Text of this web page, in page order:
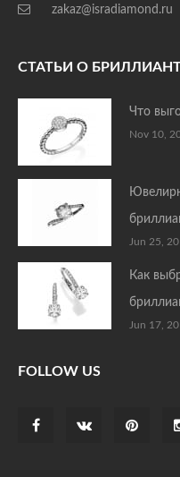
zakaz@isradiamond.ru
СТАТЬИ О
Что
Nov 10,
Jun 25,
Как
Jun 17,
FOLLOW US